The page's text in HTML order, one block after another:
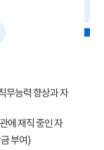
무능력 향상과 자
에 재직 중인 자
부여)